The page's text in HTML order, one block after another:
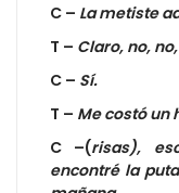
C – La metiste
T – Claro, no,
C – Sí.
T – Me costó un
C –(risas),
encontré la